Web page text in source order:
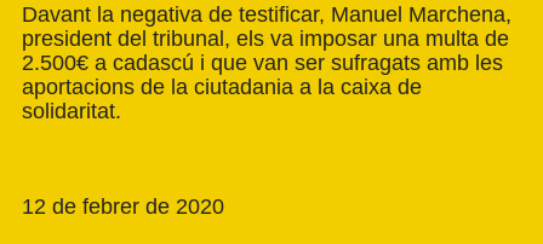
Davant la negativa de testificar, Manuel Marchena,
president del tribunal, els va imposar una multa de
2.500€ a cadascú i que van ser sufragats amb les
aportacions de la ciutadania a la caixa de
solidaritat.
12 de febrer de 2020